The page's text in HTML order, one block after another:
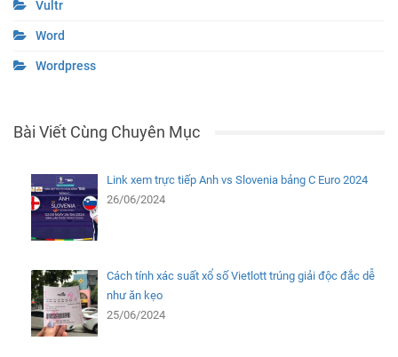
Vultr
Word
Wordpress
Bài Viết Cùng Chuyên Mục
Link xem trực tiếp Anh vs Slovenia bảng C Euro 2024
26/06/2024
Cách tính xác suất xổ số Vietlott trúng giải độc đắc dễ
như ăn kẹo
25/06/2024